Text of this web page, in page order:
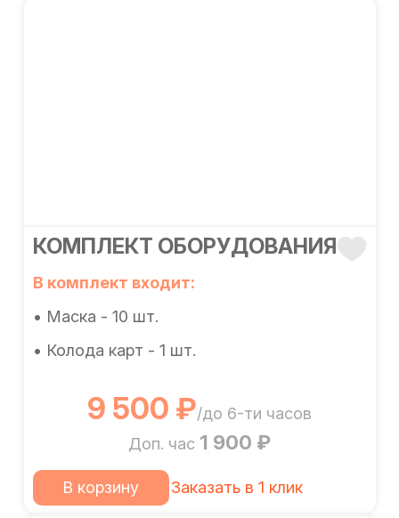
КОМПЛЕКТ ОБОРУДОВАНИЯ
В комплект входит:
• Маска - 10 шт.
• Колода карт - 1 шт.
9 500 ₽/до 6-ти часов
Доп. час 1 900 ₽
В корзину Заказать в 1 клик